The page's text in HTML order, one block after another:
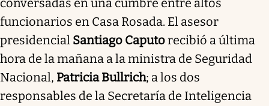
conversadas en una cumbre entre altos
funcionarios en Casa Rosada. El asesor
presidencial Santiago Caputorecibió a última
hora de la mañana a la ministra de Seguridad
Nacional, Patricia Bullrich; a los dos
responsables de la Secretaría de Inteligencia